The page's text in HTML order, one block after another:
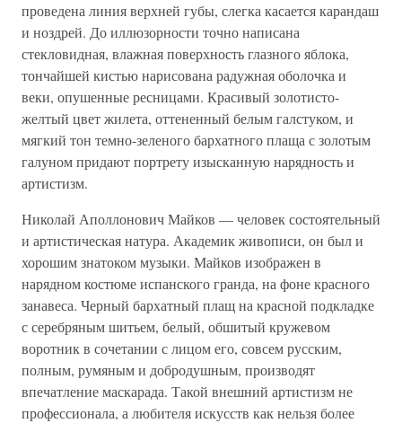
проведена линия верхней губы, слегка касается карандаш
и ноздрей. До иллюзорности точно написана
стекловидная, влажная поверхность глазного яблока,
тончайшей кистью нарисована радужная оболочка и
веки, опушенные ресницами. Красивый золотисто-
желтый цвет жилета, оттененный белым галстуком, и
мягкий тон темно-зеленого бархатного плаща с золотым
галуном придают портрету изысканную нарядность и
артистизм.
Николай Аполлонович Майков — человек состоятельный
и артистическая натура. Академик живописи, он был и
хорошим знатоком музыки. Майков изображен в
нарядном костюме испанского гранда, на фоне красного
занавеса. Черный бархатный плащ на красной подкладке
с серебряным шитьем, белый, обшитый кружевом
воротник в сочетании с лицом его, совсем русским,
полным, румяным и добродушным, производят
впечатление маскарада. Такой внешний артистизм не
профессионала, а любителя искусств как нельзя более